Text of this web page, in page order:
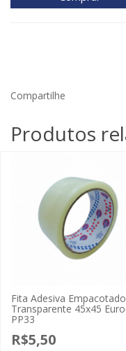
Compartilhe
Produtos
Fita Adesiva
Transparente 45x45
PP33
R$5,50